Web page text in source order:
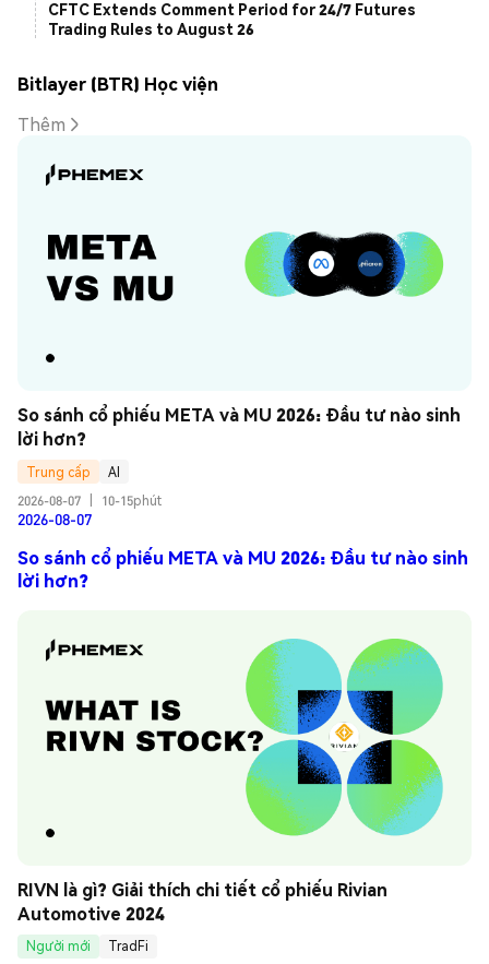
CFTC Extends Comment Period for 24/7 Futures
Trading Rules to August 26
Bitlayer (BTR) Học viện
Thêm
So sánh cổ phiếu META và MU 2026: Đầu tư nào sinh
lời hơn?
Trung cấp
AI
2026-08-07
10-15phút
2026-08-07
So sánh cổ phiếu META và MU 2026: Đầu tư nào sinh
lời hơn?
RIVN là gì? Giải thích chi tiết cổ phiếu Rivian
Automotive 2024
Người mới
TradFi